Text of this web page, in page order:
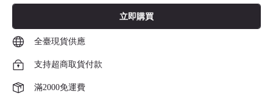
立即購買
全臺現貨供應
支持超商取貨付款
滿2000免運費